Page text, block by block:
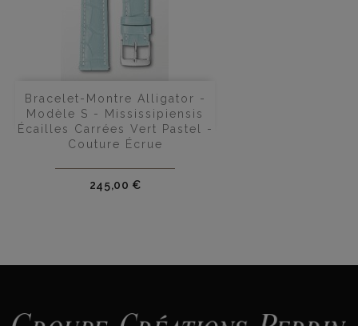
Bracelet-Montre Alligator -
Modèle S - Mississipiensis
Écailles Carrées Vert Pastel -
Couture Écrue
Prix
245,00 €